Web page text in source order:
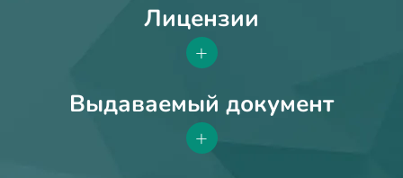
Лицензии
+
Выдаваемый документ
+